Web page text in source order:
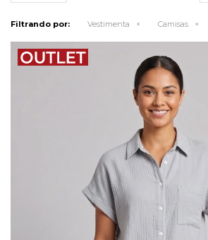
Filtrando por: Vestimenta Camisas